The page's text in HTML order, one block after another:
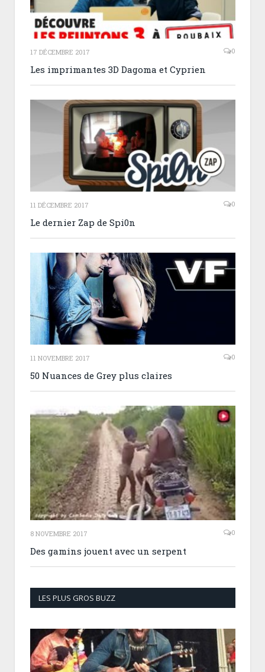
17 DÉCEMBRE 2017 0
Les imprimantes 3D Dagoma et Cyprien
11 DÉCEMBRE 2017 0
Le dernier Zap de Spi0n
11 NOVEMBRE 2017 0
50 Nuances de Grey plus claires
8 NOVEMBRE 2017 0
Des gamins jouent avec un serpent
LES PLUS GROS BUZZ